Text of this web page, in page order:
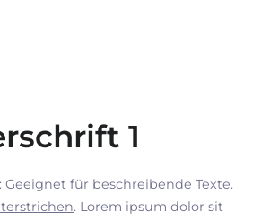
1
Geeignet für beschreibende Texte.
. Lorem ipsum dolor sit